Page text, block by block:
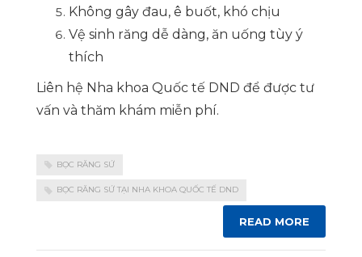
Không gây đau, ê buốt, khó chịu
Vệ sinh răng dễ dàng, ăn uống tùy ý
thích
Liên hệ Nha khoa Quốc tế DND để được tư
vấn và thăm khám miễn phí.
BỌC RĂNG SỨ
BỌC RĂNG SỨ TẠI NHA KHOA QUỐC TẾ DND
READ MORE